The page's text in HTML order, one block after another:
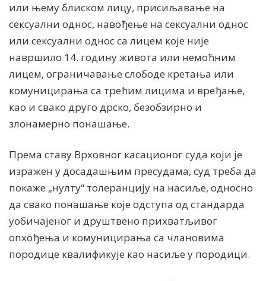
или њему блиском лицу, присиљавање на
сексуални однос, навођење на сексуални однос
или сексуални однос са лицем које није
навршило 14. годину живота или немоћним
лицем, ограничавање слободе кретања или
комуницирања са трећим лицима и вређање,
као и свако друго дрско, безобзирно и
злонамерно понашање.
Према ставу Врховног касационог суда који је
изражен у досадашњим пресудама, суд треба да
покаже „нулту“ толеранцију на насиље, односно
да свако понашање које одступа од стандарда
уобичајеног и друштвено прихватљивог
опхођења и комуницирања са члановима
породице квалификује као насиље у породици.